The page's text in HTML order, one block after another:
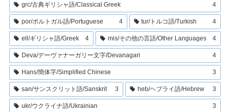
grc/古典ギリシャ語/Classical Greek 4
por/ポルトガル語/Portuguese 4 tur/トルコ語/Turkish 4
ell/ギリシャ語/Greek 4 mis/その他の言語/Other Languages 4
Deva/デーヴァナーガリー文字/Devanagari 4
Hans/簡体字/Simplified Chinese 3
san/サンスクリット語/Sanskrit 3 heb/ヘブライ語/Hebrew 3
ukr/ウクライナ語/Ukrainian 3